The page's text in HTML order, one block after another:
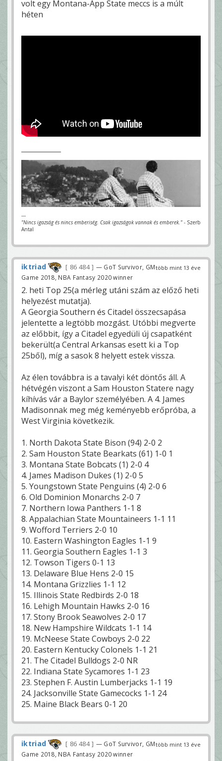
volt egy Montana-App State meccs is a múlt
héten
---
"Nincs igazság és nincs emberiség. Csak igazságok vannak és emberek." - Szerb
Antal
több mint 13 éve
iktriad 86 484
— GoT Survivor, GM
Game 2018, NBA Fantasy 2020 winner
2. heti Top 25(a mérleg utáni szám az előző heti
helyezést mutatja).
A Georgia Southern és Citadel összecsapása
jelentette a legtöbb mozgást. Utóbbi megverte
az előbbit, így a Citadel egyedüli új csapatként
bekerült(a Central Arkansas esett ki a Top
25ből), míg a sasok 8 helyett estek vissza.
Az élen továbbra is a tavalyi két döntős áll. A
hétvégén viszont a Sam Houston Statere nagy
kíhívás vár a Baylor személyében. A 4. James
Madisonnak meg még keményebb erőpróba, a
West Virginia következik.
1. North Dakota State Bison (94) 2-0 2
2. Sam Houston State Bearkats (61) 1-0 1
3. Montana State Bobcats (1) 2-0 4
4. James Madison Dukes (1) 2-0 5
5. Youngstown State Penguins (4) 2-0 6
6. Old Dominion Monarchs 2-0 7
7. Northern Iowa Panthers 1-1 8
8. Appalachian State Mountaineers 1-1 11
9. Wofford Terriers 2-0 10
10. Eastern Washington Eagles 1-1 9
11. Georgia Southern Eagles 1-1 3
12. Towson Tigers 0-1 13
13. Delaware Blue Hens 2-0 15
14. Montana Grizzlies 1-1 12
15. Illinois State Redbirds 2-0 18
16. Lehigh Mountain Hawks 2-0 16
17. Stony Brook Seawolves 2-0 17
18. New Hampshire Wildcats 1-1 14
19. McNeese State Cowboys 2-0 22
20. Eastern Kentucky Colonels 1-1 21
21. The Citadel Bulldogs 2-0 NR
22. Indiana State Sycamores 1-1 23
23. Stephen F. Austin Lumberjacks 1-1 19
24. Jacksonville State Gamecocks 1-1 24
25. Maine Black Bears 0-1 20
több mint 13 éve
iktriad 86 484
— GoT Survivor, GM
Game 2018, NBA Fantasy 2020 winner